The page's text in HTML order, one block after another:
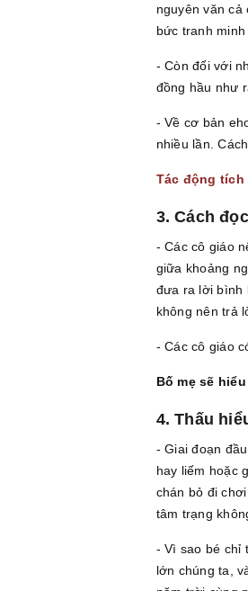
nguyên văn
bức tranh
- Còn đối với
đồng hầu như
- Về cơ bản
nhiều lần.
Tác động tích
3. Cách
- Các cô giáo
giữa khoảng
đưa ra lời bình
không nên trả
- Các cô giáo
Bố mẹ sẽ
4. Thấu
- Giai đoạn
hay liếm hoặc
chán bỏ đi
tâm trạng
- Vì sao bé chỉ
lớn chúng ta,